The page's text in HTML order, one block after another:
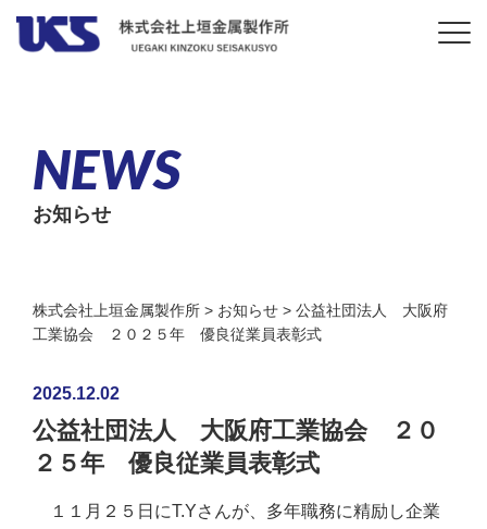
NEWS
お知らせ
株式会社上垣金属製作所 > お知らせ > 公益社団法人 大阪府
工業協会 ２０２５年 優良従業員表彰式
2025.12.02
公益社団法人 大阪府工業協会 ２０
２５年 優良従業員表彰式
１１月２５日にT.Yさんが、多年職務に精励し企業